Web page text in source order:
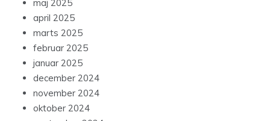
maj 2025
april 2025
marts 2025
februar 2025
januar 2025
december 2024
november 2024
oktober 2024